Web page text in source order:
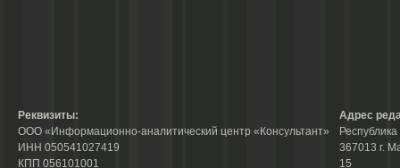
Реквизиты:
ООО «Информационно-аналитический центр «Консультант»
ИНН 050541027419
КПП 056101001
Адрес
367013 г.
15